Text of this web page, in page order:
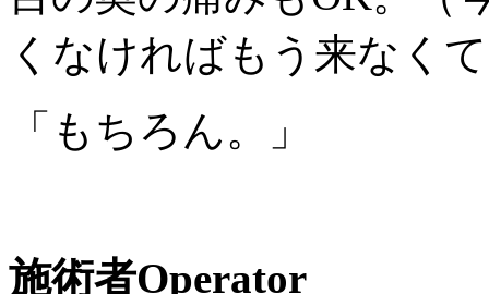
くなければもう来なく
「もちろん。」
施術者Operator